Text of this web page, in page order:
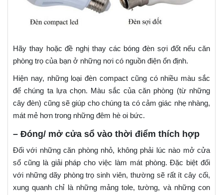
Hãy thay hoặc đề nghị thay các bóng đèn sợi đốt nếu căn
phòng trọ của bạn ở những nơi có nguồn điện ổn định.
Hiện nay, những loại đèn compact cũng có nhiều màu sắc
để chúng ta lựa chọn. Màu sắc của căn phòng (từ những
cây đèn) cũng sẽ giúp cho chúng ta có cảm giác nhẹ nhàng,
mát mẻ hơn trong những đêm hè oi bức.
– Đóng/ mở cửa sổ vào thời điểm thích hợp
Đối với những căn phòng nhỏ, không phải lúc nào mở cửa
sổ cũng là giải pháp cho việc làm mát phòng. Đặc biệt đối
với những dãy phòng trọ sinh viên, thường sẽ rất ít cây cối,
xung quanh chỉ là những mảng tole, tường, và những con